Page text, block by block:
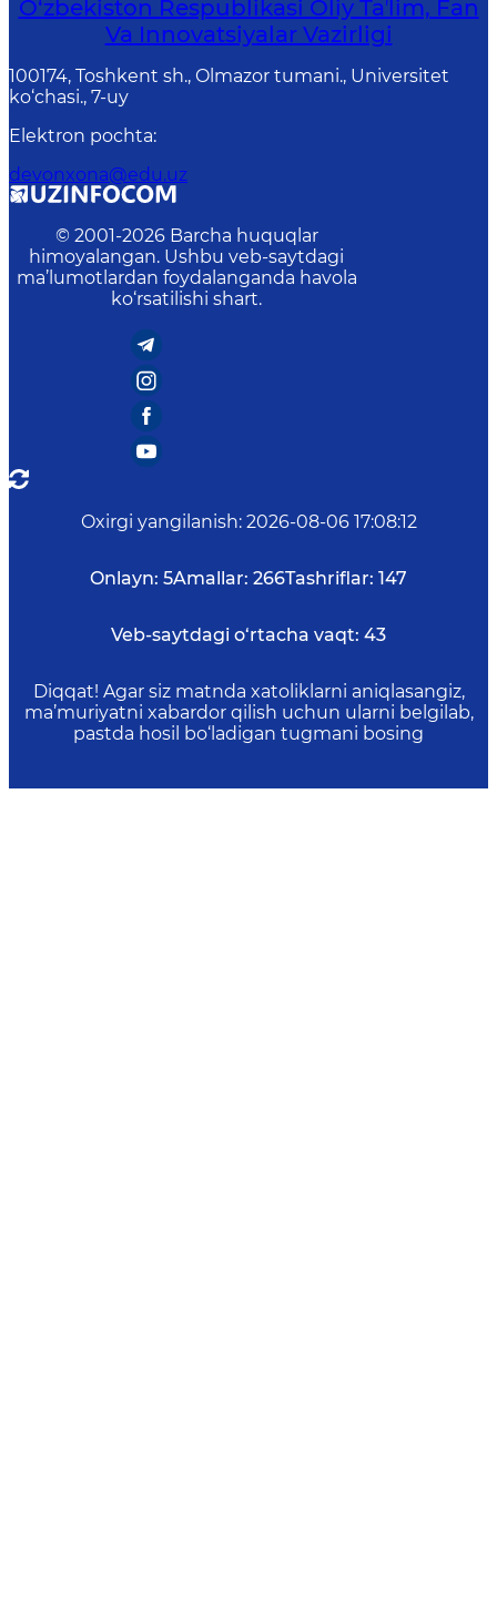
O‘zbekiston Respublikasi Oliy Taʼlim, Fan
Va Innovatsiyalar Vazirligi
100174, Toshkent sh., Olmazor tumani., Universitet
ko‘chasi., 7-uy
Elektron pochta:
devonxona@edu.uz
© 2001-2026 Barcha huquqlar
himoyalangan. Ushbu veb-saytdagi
ma’lumotlardan foydalanganda havola
ko‘rsatilishi shart.
Oxirgi yangilanish: 2026-08-06 17:08:12
Onlayn: 5Amallar: 266Tashriflar: 147
Veb-saytdagi o‘rtacha vaqt: 43
Diqqat! Agar siz matnda xatoliklarni aniqlasangiz,
ma’muriyatni xabardor qilish uchun ularni belgilab,
pastda hosil bo‘ladigan tugmani bosing